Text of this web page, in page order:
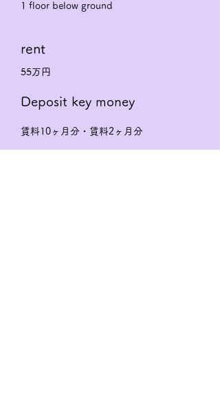
1 floor below ground
rent
55万円
Deposit key money
賃料10ヶ月分・賃料2ヶ月分